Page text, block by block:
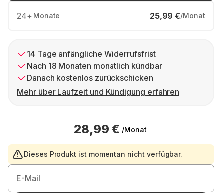
24+ Monate 25,99 €/Monat
14 Tage anfängliche Widerrufsfrist
Nach 18 Monaten monatlich kündbar
Danach kostenlos zurückschicken
Mehr über Laufzeit und Kündigung erfahren
28,99 € /Monat
Dieses Produkt ist momentan nicht verfügbar.
E-Mail